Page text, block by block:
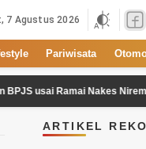
7 Agustus 2026
Pariwisata
Ramai Nakes Nirempati
ARTIKEL